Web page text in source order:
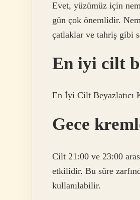
Evet, yüzümüz için
gün çok önemlidir.
çatlaklar ve tahriş gibi
En iyi cilt
En İyi Cilt Beyazlatıcı
Gece
Cilt 21:00 ve 23:00
etkilidir. Bu süre
kullanılabilir.